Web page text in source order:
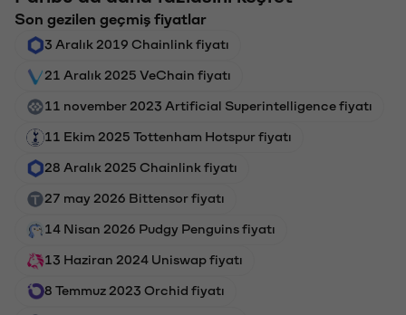
Son gezilen geçmiş fiyatlar
3 Aralık 2019 Chainlink fiyatı
21 Aralık 2025 VeChain fiyatı
11 november 2023 Artificial Superintelligence fiyatı
11 Ekim 2025 Tottenham Hotspur fiyatı
28 Aralık 2025 Chainlink fiyatı
27 may 2026 Bittensor fiyatı
14 Nisan 2026 Pudgy Penguins fiyatı
13 Haziran 2024 Uniswap fiyatı
8 Temmuz 2023 Orchid fiyatı